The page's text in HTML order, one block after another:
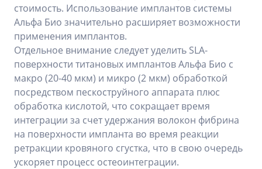
стоимость. Использование имплантов системы
Альфа Био значительно расширяет возможности
применения имплантов.
Отдельное внимание следует уделить SLA-
поверхности титановых имплантов Альфа Био с
макро (20-40 мкм) и микро (2 мкм) обработкой
посредством пескоструйного аппарата плюс
обработка кислотой, что сокращает время
интеграции за счет удержания волокон фибрина
на поверхности импланта во время реакции
ретракции кровяного сгустка, что в свою очередь
ускоряет процесс остеоинтеграции.